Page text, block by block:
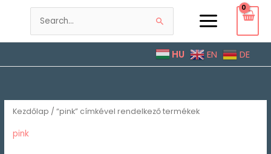
content
Search
HU EN DE
Kezdőlap / “pink” címkével rendelkező termékek
pink